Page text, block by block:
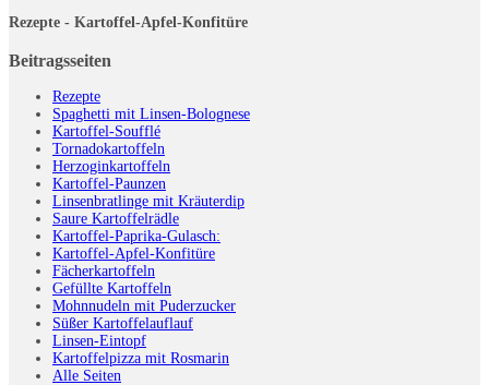
Rezepte - Kartoffel-Apfel-Konfitüre
Beitragsseiten
Rezepte
Spaghetti mit Linsen-Bolognese
Kartoffel-Soufflé
Tornadokartoffeln
Herzoginkartoffeln
Kartoffel-Paunzen
Linsenbratlinge mit Kräuterdip
Saure Kartoffelrädle
Kartoffel-Paprika-Gulasch:
Kartoffel-Apfel-Konfitüre
Fächerkartoffeln
Gefüllte Kartoffeln
Mohnnudeln mit Puderzucker
Süßer Kartoffelauflauf
Linsen-Eintopf
Kartoffelpizza mit Rosmarin
Alle Seiten